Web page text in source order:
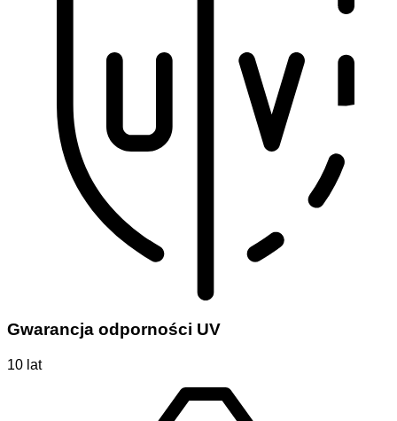
Gwarancja odporności UV
10 lat